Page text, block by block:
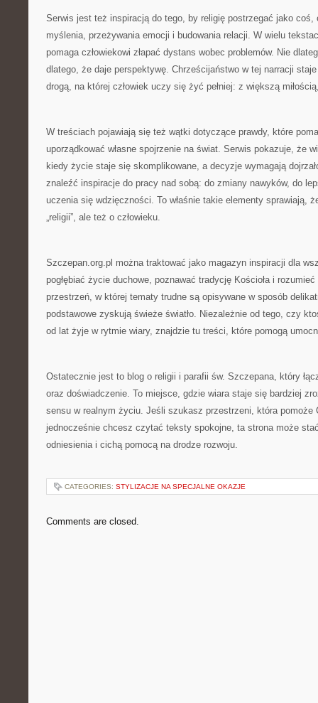
Serwis jest też inspiracją do tego, by religię postrzegać jako coś,
myślenia, przeżywania emocji i budowania relacji. W wielu
pomaga człowiekowi złapać dystans wobec problemów. Nie
dlatego, że daje perspektywę. Chrześcijaństwo w tej narracji
drogą, na której człowiek uczy się żyć pełniej: z większą
W treściach pojawiają się też wątki dotyczące prawdy, które
uporządkować własne spojrzenie na świat. Serwis pokazuje, że
kiedy życie staje się skomplikowane, a decyzje wymagają
znaleźć inspiracje do pracy nad sobą: do zmiany nawyków, do
uczenia się wdzięczności. To właśnie takie elementy sprawiają,
„religii”, ale też o człowieku.
Szczepan.org.pl można traktować jako magazyn inspiracji dla
pogłębiać życie duchowe, poznawać tradycję Kościoła i
przestrzeń, w której tematy trudne są opisywane w sposób
podstawowe zyskują świeże światło. Niezależnie od tego, czy
od lat żyje w rytmie wiary, znajdzie tu treści, które pomogą
Ostatecznie jest to blog o religii i parafii św. Szczepana, który
oraz doświadczenie. To miejsce, gdzie wiara staje się bardziej
sensu w realnym życiu. Jeśli szukasz przestrzeni, która pomoże
jednocześnie chcesz czytać teksty spokojne, ta strona może
odniesienia i cichą pomocą na drodze rozwoju.
CATEGORIES: STYLIZACJE NA SPECJALNE OKAZJE
Comments are closed.